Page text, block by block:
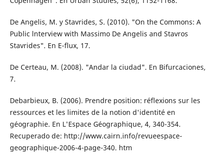
De Angelis, M. y Stavrides, S. (2010). "On the Commons: A
Public lnterview with Massi­mo De Angelis and Stavros
Stavrides". En E-flux, 17.
De Certeau, M. (2008). "Andar la ciudad". En Bifurcaciones,
7.
Debarbieux, B. (2006). Prendre position: ré­flexions sur les
ressources et les limites de la notion d'identité en
géographie. En L'Espace Géographique, 4, 340-354.
Recuperado de: http://www.cairn.info/revue­espace-
geographique-2006-4-page-340. htm